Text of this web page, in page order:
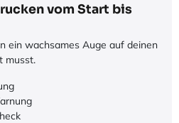
vom Start bis
ein wachsames Auge auf deinen
musst.